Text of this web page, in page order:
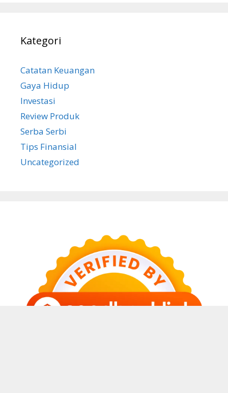
Kategori
Catatan Keuangan
Gaya Hidup
Investasi
Review Produk
Serba Serbi
Tips Finansial
Uncategorized